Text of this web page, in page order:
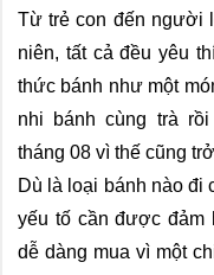
Từ trẻ con đến người
niên, tất cả đều yêu
thức bánh như một
nhi bánh cùng trà
tháng 08 vì thế cũng
Dù là loại bánh nào đi
yếu tố cần được đảm
dễ dàng mua vì một